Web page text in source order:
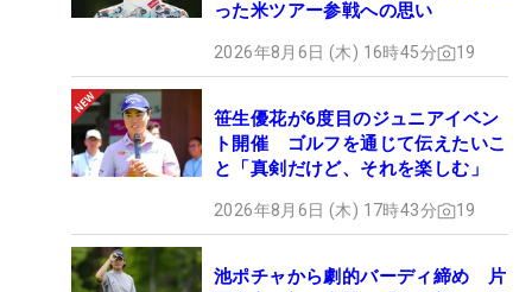
った米ツアー参戦への思い
2026年8月6日 (木) 16時45分 19
笹生優花が6度目のジュニアイベン
ト開催 ゴルフを通じて伝えたいこ
と「真剣だけど、それを楽しむ」
2026年8月6日 (木) 17時43分 19
池ポチャから劇的バーディ締め 片